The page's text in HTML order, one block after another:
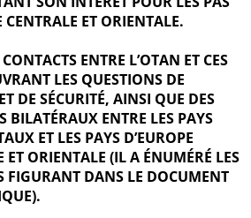
CENTRALE ET ORIENTALE.
ENTRE L’OTAN ET CES
LES QUESTIONS DE
DE SÉCURITÉ, AINSI QUE DES
BILATÉRAUX ENTRE LES PAYS
ET LES PAYS D’EUROPE
ET ORIENTALE (IL A ÉNUMÉRÉ LES
FIGURANT DANS LE DOCUMENT